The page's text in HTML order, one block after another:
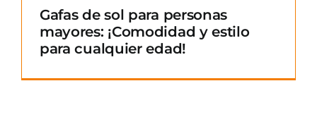
Gafas de sol para personas
mayores: ¡Comodidad y estilo
para cualquier edad!